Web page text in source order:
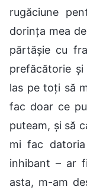
rugăciune
dorința mea
părtășie cu
prefăcătorie
las pe toți să
fac doar ce
puteam, și să
mi fac
inhibant – ar
asta, m-am